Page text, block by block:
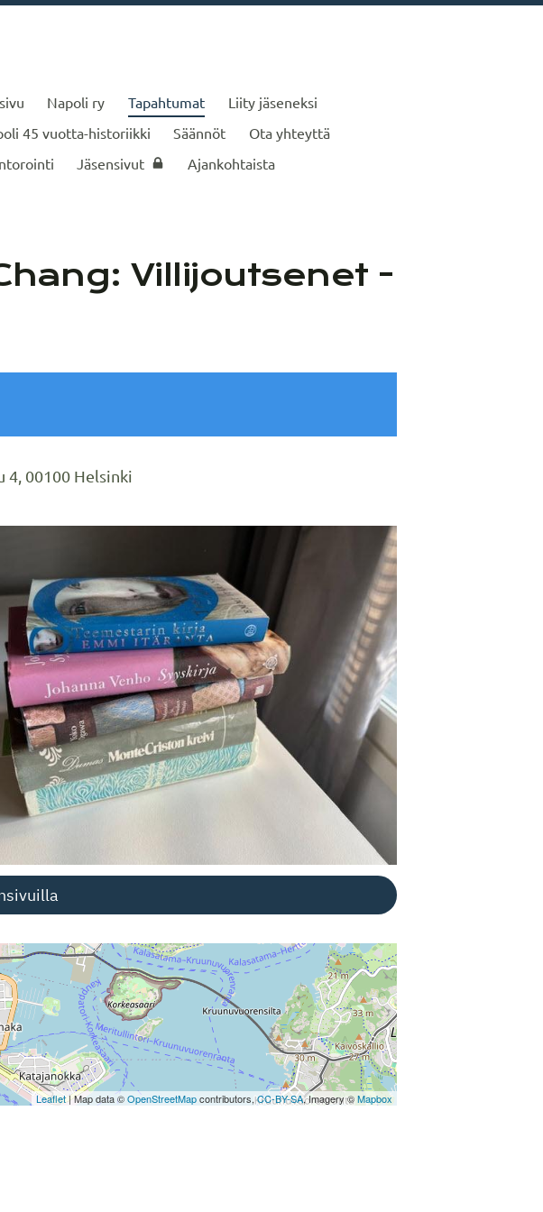
Napoli ry Tapahtumat
Liity jäseneksi
45 vuotta-historiikki
Säännöt
Ota yhteyttä
Jäsensivut Ajankohtaista
Villijoutsenet -
4, 00100 Helsinki
Leaflet| Map data ©OpenStreetMapcontributors,CC-BY-SA, Imagery ©Mapbox